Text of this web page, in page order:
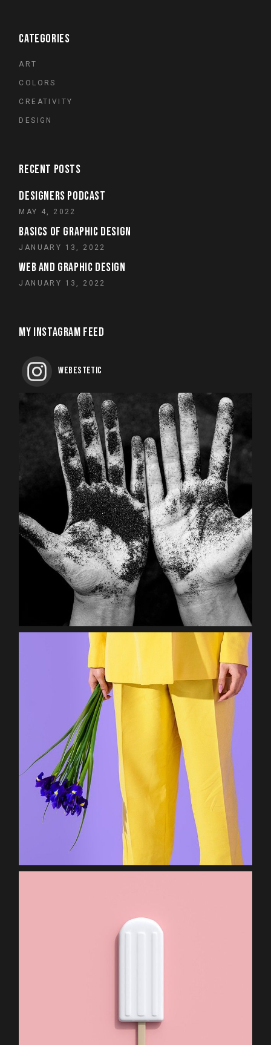
CATEGORIES
ART
COLORS
CREATIVITY
DESIGN
RECENT POSTS
DESIGNERS PODCAST
MAY 4, 2022
BASICS OF GRAPHIC DESIGN
JANUARY 13, 2022
WEB AND GRAPHIC DESIGN
JANUARY 13, 2022
MY INSTAGRAM FEED
WEBESTETIC